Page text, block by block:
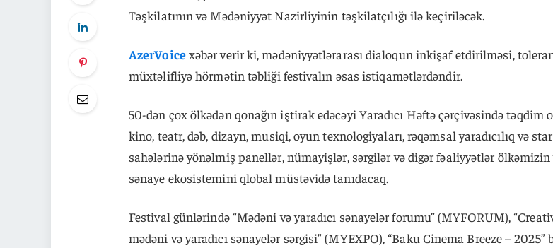
Təşkilatının və Mədəniyyət Nazirliyinin təşkilatçılığı ilə keçiriləcək.
AzerVoicexəbər verir ki, mədəniyyətlərarası dialoqun inkişaf etdirilməsi,
müxtəlifliyə hörmətin təbliği festivalın əsas istiqamətlərdəndir.
50-dən çox ölkədən qonağın iştirak edəcəyi Yaradıcı Həftə çərçivəsində təqdim
kino, teatr, dəb, dizayn, musiqi, oyun texnologiyaları, rəqəmsal yaradıcılıq və
sahələrinə yönəlmiş panellər, nümayişlər, sərgilər və digər fəaliyyətlər ölkəmizin
sənaye ekosistemini qlobal müstəvidə tanıdacaq.
Festival günlərində “Mədəni və yaradıcı sənayelər forumu” (MYFORUM),
mədəni və yaradıcı sənayelər sərgisi” (MYEXPO), “Baku Cinema Breeze – 2025”